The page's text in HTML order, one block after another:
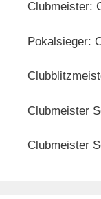
Clubmeister:
Pokalsieger:
Clubmeister
Clubmeister